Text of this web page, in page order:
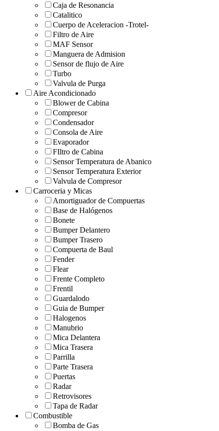
Caja de Resonancia
Catalitico
Cuerpo de Aceleracion -Trotel-
Filtro de Aire
MAF Sensor
Manguera de Admision
Sensor de flujo de Aire
Turbo
Valvula de Purga
Aire Acondicionado
Blower de Cabina
Compresor
Condensador
Consola de Aire
Evaporador
FIltro de Cabina
Sensor Temperatura de Abanico
Sensor Temperatura Exterior
Valvula de Compresor
Carroceria y Micas
Amortiguador de Compuertas
Base de Halógenos
Bonete
Bumper Delantero
Bumper Trasero
Compuerta de Baul
Fender
Flear
Frente Completo
Frentil
Guardalodo
Guia de Bumper
Halogenos
Manubrio
Mica Delantera
Mica Trasera
Parrilla
Parte Trasera
Puertas
Radar
Retrovisores
Tapa de Radar
Combustible
Bomba de Gas